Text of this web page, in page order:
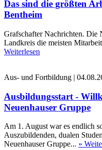
Das sind die größten
Bentheim
Grafschafter Nachrichten. Die
Landkreis die meisten
Weiterlesen
Aus- und Fortbildung |
Ausbildungsstart -
Neuenhauser Gruppe
Am 1. August war es endlich
Auszubildenden, dualen
Neuenhauser Gruppe... »